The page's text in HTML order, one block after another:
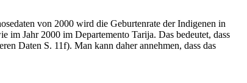
von 2000 wird die Geburtenrate der Indigenen in
Jahr 2000 im Departemento Tarija. Das bedeutet, dass
Daten S. 11f). Man kann daher annehmen, dass das